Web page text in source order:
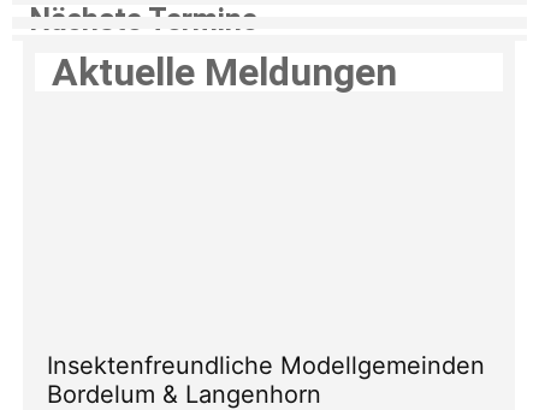
Nächste Termine
Aktuelle Meldungen
Insektenfreundliche Modellgemeinden
Bordelum & Langenhorn